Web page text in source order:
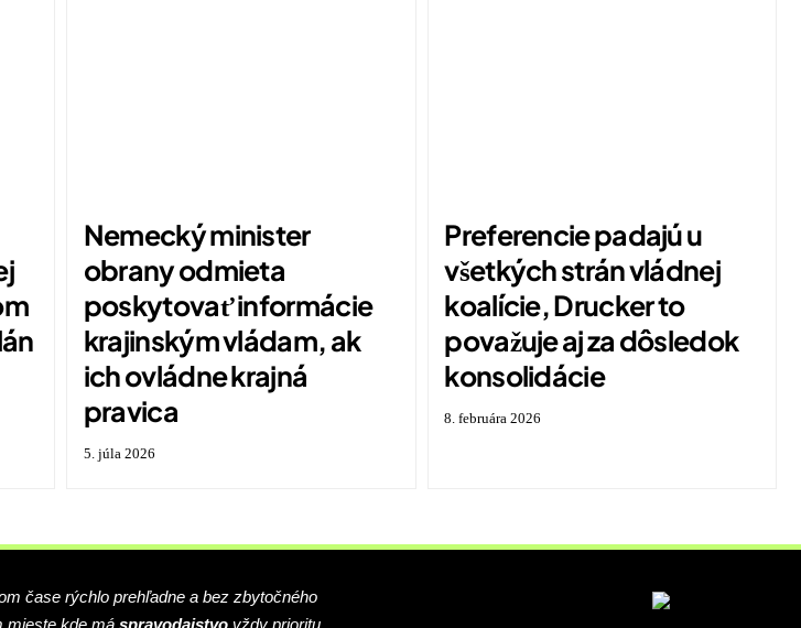
Nemecký minister
obrany odmieta
poskytovať informácie
krajinským vládam, ak
ich ovládne krajná
pravica
5. júla 2026
Preferencie padajú u
všetkých strán vládnej
koalície, Drucker to
považuje aj za dôsledok
konsolidácie
8. februára 2026
čase rýchlo prehľadne a bez zbytočného
mieste kde má spravodajstvo vždy prioritu.